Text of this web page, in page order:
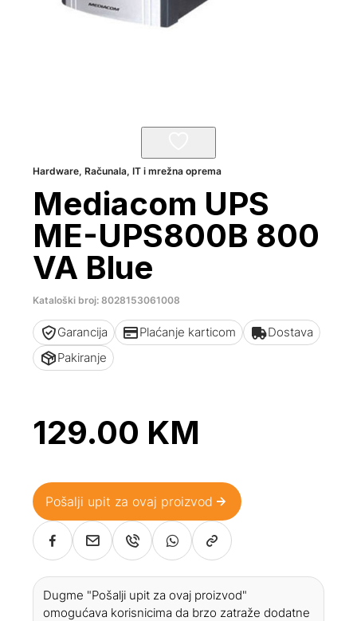
Hardware,Računala, IT i mrežna oprema
Mediacom UPS
ME-UPS800B 800
VA Blue
Kataloški broj: 8028153061008
Garancija Plaćanje karticom
Dostava
Pakiranje
129.00 KM
Pošalji upit za ovaj proizvod
Dugme "Pošalji upit za ovaj proizvod"
omogućava korisnicima da brzo zatraže dodatne